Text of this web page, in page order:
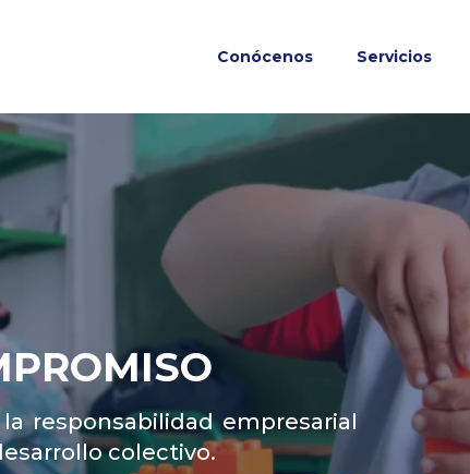
Conócenos Servicios
responsabilidad empresarial
colectivo.